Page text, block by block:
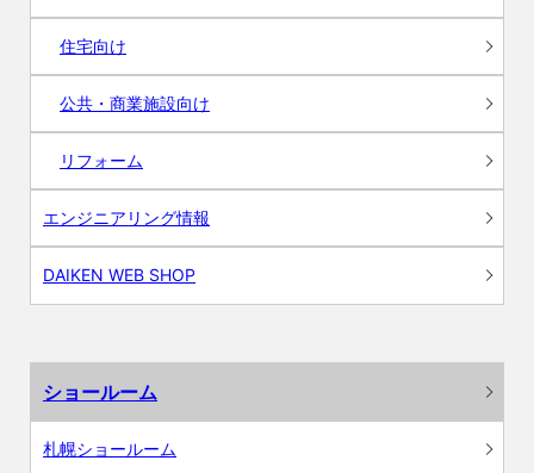
住宅向け
公共・商業施設向け
リフォーム
エンジニアリング情報
DAIKEN WEB SHOP
ショールーム
札幌ショールーム